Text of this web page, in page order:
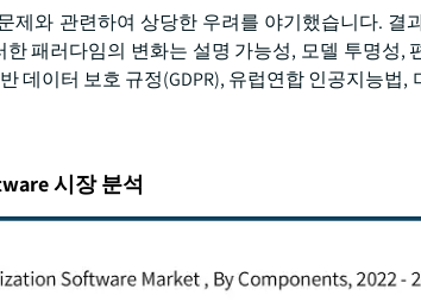
제와 관련하여 상당한 우려를 야기했습니다. 결
패러다임의 변화는 설명 가능성, 모델 투명성,
데이터 보호 규정(GDPR), 유럽연합 인공지능법,
시장 분석